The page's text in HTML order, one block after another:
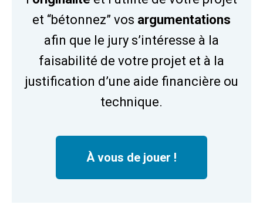
et “bétonnez” vos argumentations
afin que le jury s’intéresse à la
faisabilité de votre projet et à la
justification d’une aide financière ou
technique.
À vous de jouer !